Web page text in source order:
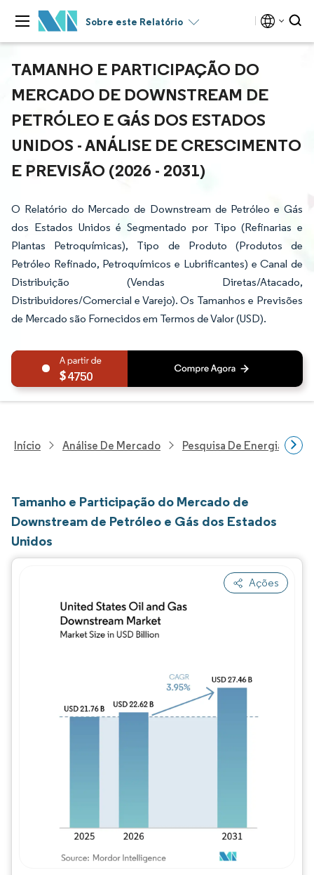
Sobre este Relatório
TAMANHO E PARTICIPAÇÃO DO
MERCADO DE DOWNSTREAM DE
PETRÓLEO E GÁS DOS ESTADOS
UNIDOS - ANÁLISE DE CRESCIMENTO
E PREVISÃO (2026 - 2031)
O Relatório do Mercado de Downstream de Petróleo e Gás
dos Estados Unidos é Segmentado por Tipo (Refinarias e
Plantas Petroquímicas), Tipo de Produto (Produtos de
Petróleo Refinado, Petroquímicos e Lubrificantes) e Canal de
Distribuição (Vendas Diretas/Atacado,
Distribuidores/Comercial e Varejo). Os Tamanhos e Previsões
de Mercado são Fornecidos em Termos de Valor (USD).
4750
Início Análise De Mercado Pesquisa De Energia E
Tamanho e Participação do Mercado de
Downstream de Petróleo e Gás dos Estados
Unidos
Ações